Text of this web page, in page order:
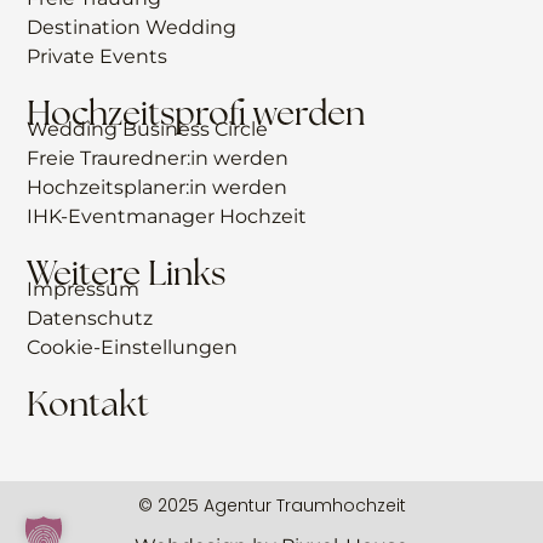
Destination Wedding
Private Events
Hochzeitsprofi werden
Wedding Business Circle
Freie Trauredner:in werden
Hochzeitsplaner:in werden
IHK-Eventmanager Hochzeit
Weitere Links
Impressum
Datenschutz
Cookie-Einstellungen
Kontakt
© 2025 Agentur Traumhochzeit